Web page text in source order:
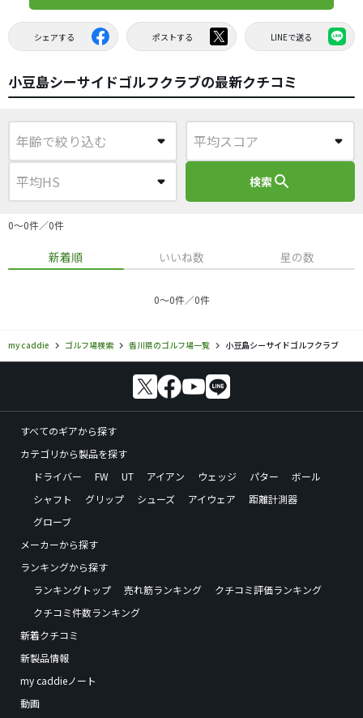
シェアする ポストする LINEで送る
小豆島シーサイドゴルフクラブの最新クチコミ
検索search
0〜0件／0件
新着順 いいね数 星の数
0〜0件／0件
my caddie ゴルフ場検索 香川県のゴルフ場一覧 小豆島シーサイドゴルフクラブ
すべてのギアから探す
カテゴリから製品を探す
ドライバー
FW UT アイアン ウェッジ パター
ボール
シャフト
グリップ シューズ アイウェア
距離計測器
グローブ
メーカーから探す
ランキングから探す
ランキングトップ
売れ筋ランキング
クチコミ評価ランキング
クチコミ件数ランキング
新着クチコミ
新製品情報
my caddieノート
動画